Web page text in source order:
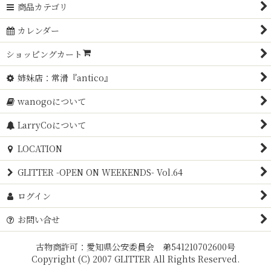
商品カテゴリ
カレンダー
ショッピングカート
姉妹店：常滑『antico』
wanogoについて
LarryCoについて
LOCATION
GLITTER -OPEN ON WEEKENDS- Vol.64
ログイン
お問い合せ
古物商許可：愛知県公安委員会 弟541210702600号
Copyright (C) 2007 GLITTER All Rights Reserved.